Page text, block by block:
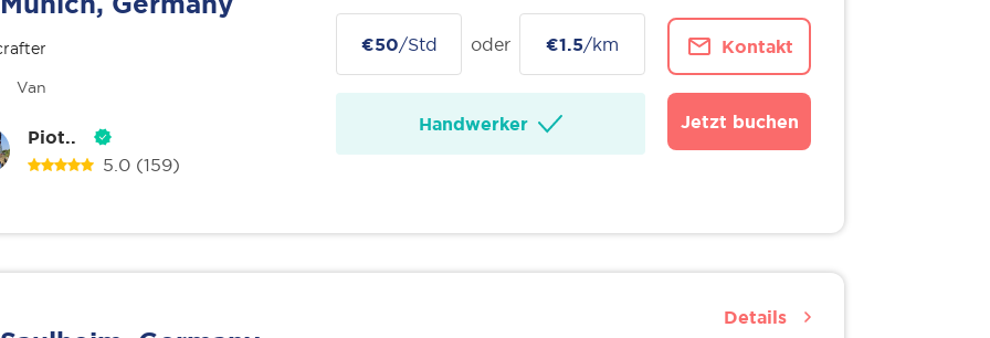
Van
Piot..
5.0 (159)
€50/Std oder €1.5/km
Handwerker
Kontakt
Jetzt buchen
Details